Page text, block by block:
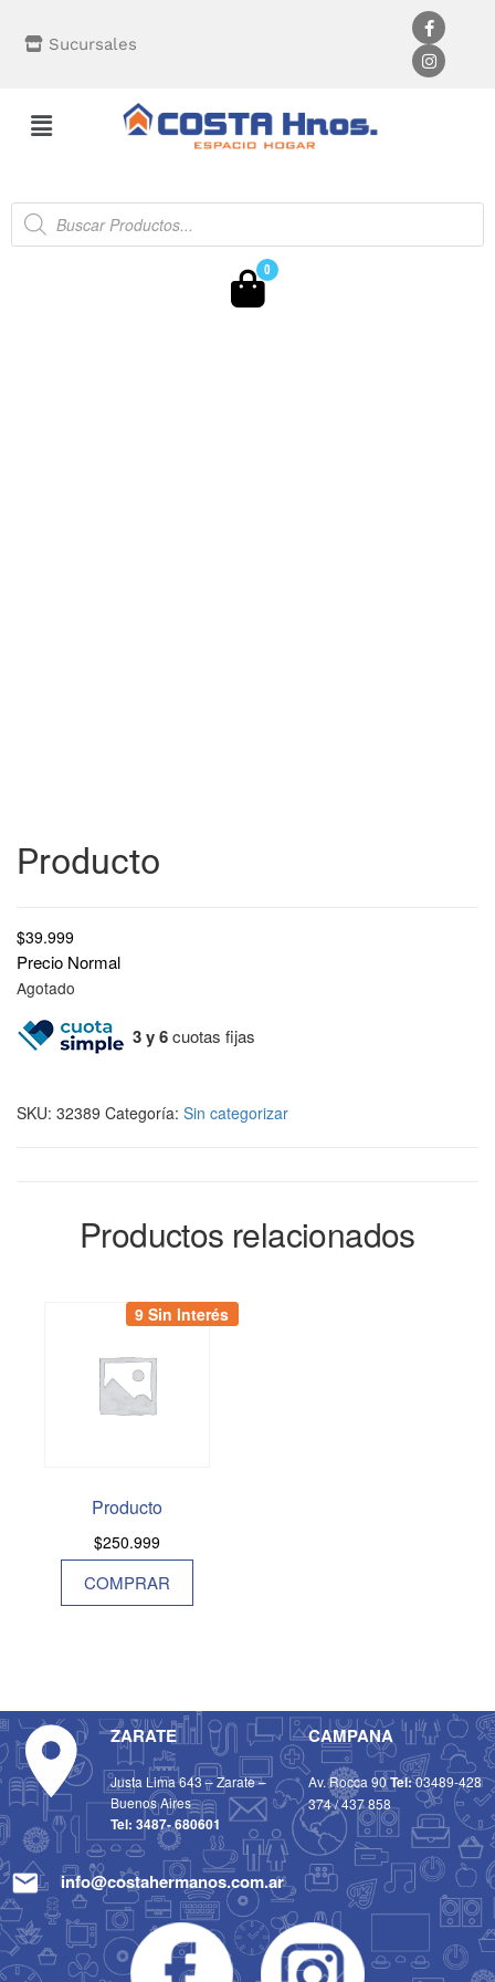
Sucursales
0
Producto
$39.999
Precio Normal
Agotado
3 y 6cuotas fijas
SKU: 32389 Categoría: Sin categorizar
Productos relacionados
9 Sin Interés
Producto
$250.999
COMPRAR
ZARATE
Justa Lima 643 – Zarate –
Buenos Aires
Tel: 3487- 680601
CAMPANA
Av. Rocca 90Tel:03489-428
374/437 858
info@costahermanos.com.ar